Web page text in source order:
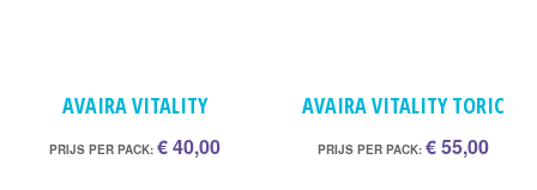
AVAIRA VITALITY
PRIJS PER PACK: € 40,00
AVAIRA VITALITY TORIC
PRIJS PER PACK: € 55,00